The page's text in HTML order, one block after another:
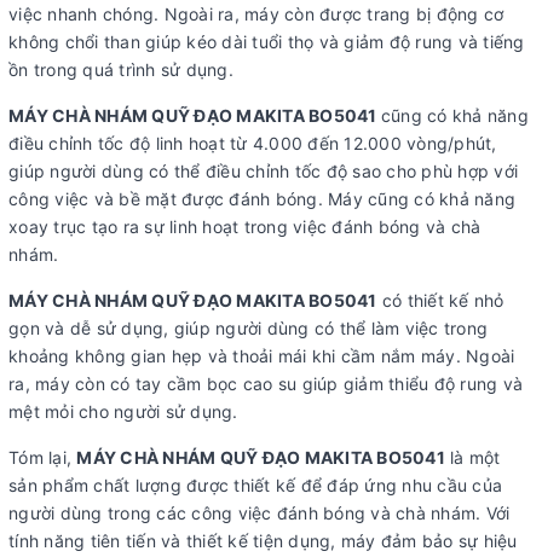
việc nhanh chóng. Ngoài ra, máy còn được trang bị động cơ
không chổi than giúp kéo dài tuổi thọ và giảm độ rung và tiếng
ồn trong quá trình sử dụng.
MÁY CHÀ NHÁM QUỸ ĐẠO MAKITA BO5041 cũng có khả năng
điều chỉnh tốc độ linh hoạt từ 4.000 đến 12.000 vòng/phút,
giúp người dùng có thể điều chỉnh tốc độ sao cho phù hợp với
công việc và bề mặt được đánh bóng. Máy cũng có khả năng
xoay trục tạo ra sự linh hoạt trong việc đánh bóng và chà
nhám.
MÁY CHÀ NHÁM QUỸ ĐẠO MAKITA BO5041 có thiết kế nhỏ
gọn và dễ sử dụng, giúp người dùng có thể làm việc trong
khoảng không gian hẹp và thoải mái khi cầm nắm máy. Ngoài
ra, máy còn có tay cầm bọc cao su giúp giảm thiểu độ rung và
mệt mỏi cho người sử dụng.
Tóm lại,MÁY CHÀ NHÁM QUỸ ĐẠO MAKITA BO5041 là một
sản phẩm chất lượng được thiết kế để đáp ứng nhu cầu của
người dùng trong các công việc đánh bóng và chà nhám. Với
tính năng tiên tiến và thiết kế tiện dụng, máy đảm bảo sự hiệu